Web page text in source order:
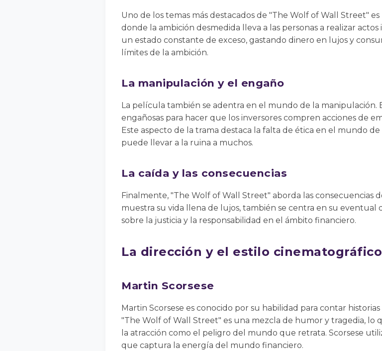
Uno de los temas más destacados de "The Wolf of Wall Street"
donde la ambición desmedida lleva a las personas a realizar
un estado constante de exceso, gastando dinero en lujos y
límites de la ambición.
La manipulación y el engaño
La película también se adentra en el mundo de la
engañosas para hacer que los inversores compren acciones de
Este aspecto de la trama destaca la falta de ética en el mundo
puede llevar a la ruina a muchos.
La caída y las consecuencias
Finalmente, "The Wolf of Wall Street" aborda las consecuencias
muestra su vida llena de lujos, también se centra en su eventual
sobre la justicia y la responsabilidad en el ámbito financiero.
La dirección y el estilo cinematográfico
Martin Scorsese
Martin Scorsese es conocido por su habilidad para contar
"The Wolf of Wall Street" es una mezcla de humor y tragedia, lo
la atracción como el peligro del mundo que retrata. Scorsese
que captura la energía del mundo financiero.